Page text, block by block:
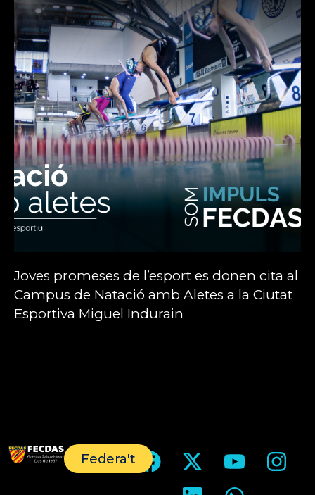
Joves promeses de l’esport es donen cita al
Campus de Natació amb Aletes a la Ciutat
Esportiva Miguel Indurain
Federa't